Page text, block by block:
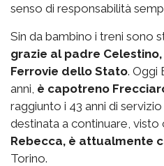
senso di responsabilità
Sin da bambino i treni sono
grazie al padre
Ferrovie dello Stato. Oggi
anni, è capotreno
raggiunto i 43 anni di
destinata a continuare, visto
Rebecca, è attualmente
Torino.